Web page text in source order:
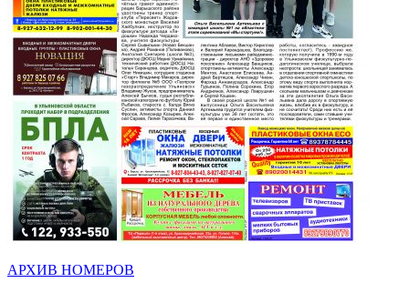
АРХИВ НОМЕРОВ